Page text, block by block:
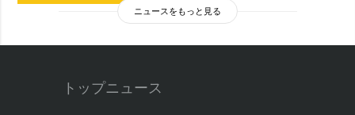
ニュースをもっと見る
トップニュース